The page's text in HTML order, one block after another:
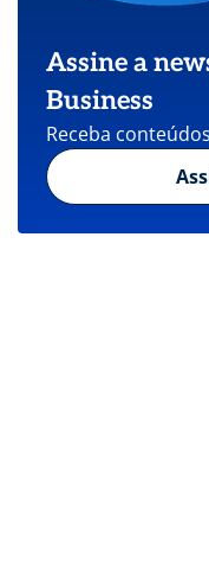
Assine a
Business
Receba